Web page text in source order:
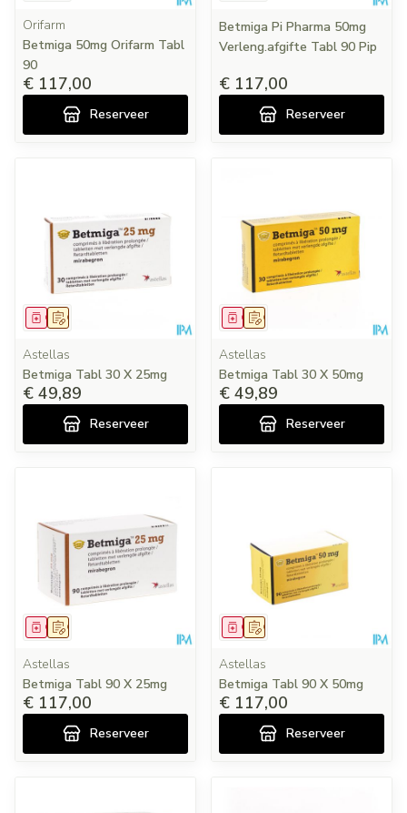
Orifarm
Betmiga 50mg Orifarm Tabl
90
€ 117,00
Reserveer
Betmiga Pi Pharma 50mg
Verleng.afgifte Tabl 90 Pip
€ 117,00
Reserveer
Op voorschrift
Geneesmiddel
Astellas
Betmiga Tabl 30 X 25mg
€ 49,89
Reserveer
Op voorschrift
Geneesmiddel
Astellas
Betmiga Tabl 30 X 50mg
€ 49,89
Reserveer
Op voorschrift
Geneesmiddel
Astellas
Betmiga Tabl 90 X 25mg
€ 117,00
Reserveer
Op voorschrift
Geneesmiddel
Astellas
Betmiga Tabl 90 X 50mg
€ 117,00
Reserveer